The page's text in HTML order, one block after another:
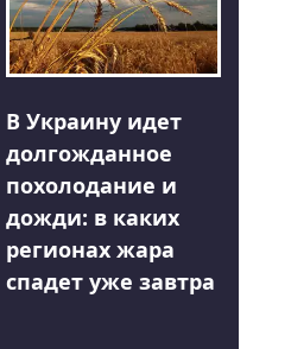
В Украину идет
долгожданное
похолодание и
дожди: в каких
регионах жара
спадет уже завтра